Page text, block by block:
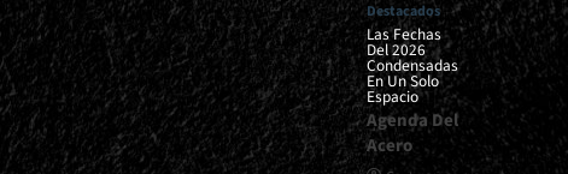
Destacados
Las Fechas
Del 2026
Condensadas
En Un Solo
Espacio
Agenda Del
Acero